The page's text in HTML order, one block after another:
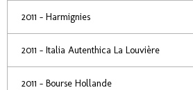
2011 - Harmignies
2011 - Italia Autenthica La Louvière
2011 - Bourse Hollande